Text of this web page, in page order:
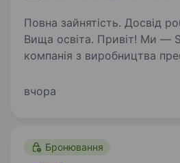
Повна зайнятість. Досвід
Вища освіта. Привіт! Ми — Steel-Plast,
компанія з виробництва
що знаходиться у Полтаві.
вчора
Бронювання